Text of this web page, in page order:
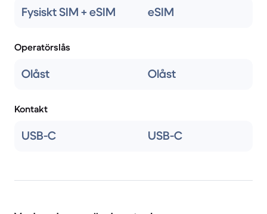
Fysiskt SIM + eSIM eSIM
Operatörslås
Olåst Olåst
Kontakt
USB-C USB-C